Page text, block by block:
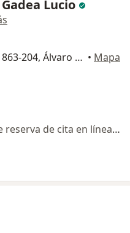
Lucio
Avenida Insurgentes Sur 1863-204, Álvaro Obregón • Mapa
Este especialista no ofrece reserva de cita en línea en esta dirección.